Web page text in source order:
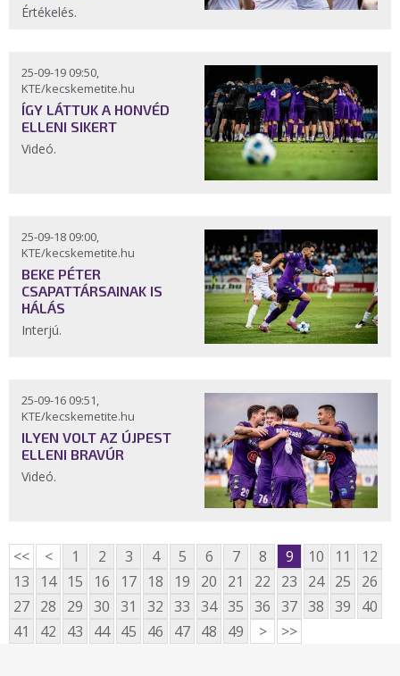
Értékelés.
25-09-19 09:50,
KTE/kecskemetite.hu
ÍGY LÁTTUK A HONVÉD
ELLENI SIKERT
Videó.
25-09-18 09:00,
KTE/kecskemetite.hu
BEKE PÉTER
CSAPATTÁRSAINAK IS
HÁLÁS
Interjú.
25-09-16 09:51,
KTE/kecskemetite.hu
ILYEN VOLT AZ ÚJPEST
ELLENI BRAVÚR
Videó.
<< < 1 2 3 4 5 6 7 8 9 10 11
12
13
14 15 16 17 18 19 20 21 22 23 24 25
26
27 28 29 30 31 32 33 34 35 36 37 38 39
40
41
42 43 44 45 46 47 48 49 > >>